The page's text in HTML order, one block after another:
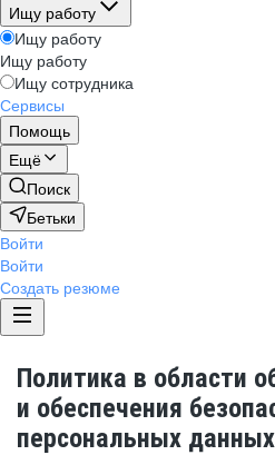
Ищу работу
Ищу работу
Ищу работу
Ищу сотрудника
Сервисы
Помощь
Ещё
Поиск
Бетьки
Войти
Войти
Создать резюме
Политика в области
и обеспечения
персональных данных